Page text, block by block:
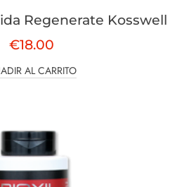
Regenerate Kosswell
€18.00
AL CARRITO